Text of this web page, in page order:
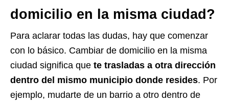
domicilio en la misma ciudad?
Para aclarar todas las dudas, hay que comenzar
con lo básico. Cambiar de domicilio en la misma
ciudad significa que te trasladas a otra dirección
dentro del mismo municipio donde resides. Por
ejemplo, mudarte de un barrio a otro dentro de